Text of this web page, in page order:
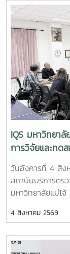
พื้นที่ต่าง ๆ ภายใ
ตรงกับชื่อภาษาไ
ครั้งนี้นำโดย ผู้ช่
ผู้อำนวยการฝ่า
หัวหน้าฝ่ายพัฒนา
ในฝ่าย ได้แก่ นา
สหรัฐ ตั๋นก้อน เจ้
ปฏิบัติงานเกษตร
ผลิตภัณฑ์ มหาวิท
พัฒนา และถ่ายท
จัดการสิ่งแวดล้อ
ผลิตภัณฑ์จุลินทรี
การใช้งานหลากห
ปัจจัยการผลิตอิน
มาตรฐานเกษต
งานได้ให้ข้อมูลเ
งานของธุรกิจโรง
เขียว การนำจุลิ
IQS มหาวิทยา
การวิจัยและทด
นวัตกรรมการเก
วันอังคารที่ 4 สิง
สถาบันบริการต
มหาวิทยาลัยแม่โ
คุณภาพ ประสิทธิภ
ไปประยุกต์ใช้ให้เ
4 สิงหาคม